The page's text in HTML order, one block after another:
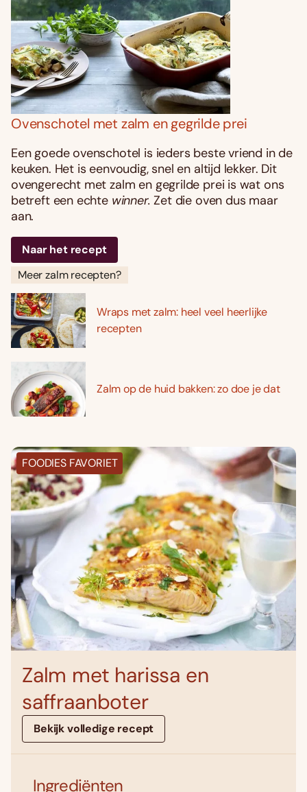
Ovenschotel met zalm en gegrilde prei
Een goede ovenschotel is ieders beste vriend in de
keuken. Het is eenvoudig, snel en altijd lekker. Dit
ovengerecht met zalm en gegrilde prei is wat ons
betreft een echte winner.Zet die oven dus maar
aan.
Naar het recept
Meer zalm recepten?
Wraps met zalm: heel veel heerlijke
recepten
Zalm op de huid bakken: zo doe je dat
FOODIES FAVORIET
Zalm met harissa en
saffraanboter
Bekijk volledige recept
Ingrediënten